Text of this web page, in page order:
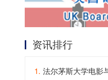
资讯排行
1. 法尔茅斯大学电影